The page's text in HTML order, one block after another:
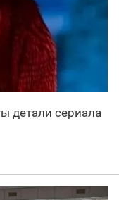
детали сериала